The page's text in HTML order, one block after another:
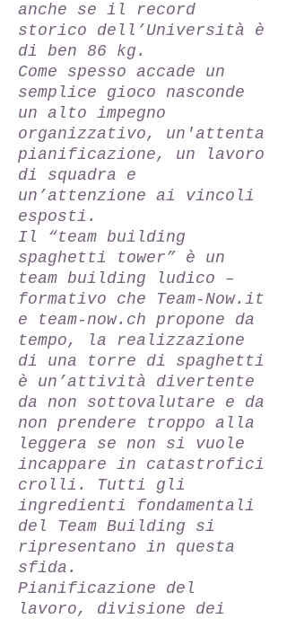
anche se il record
storico dell’Università è
di ben 86 kg.
Come spesso accade un
semplice gioco nasconde
un alto impegno
organizzativo, un'attenta
pianificazione, un lavoro
di squadra e
un’attenzione ai vincoli
esposti.
Il “team building
spaghetti tower” è un
team building ludico –
formativo che Team-Now.it
e team-now.ch propone da
tempo, la realizzazione
di una torre di spaghetti
è un’attività divertente
da non sottovalutare e da
non prendere troppo alla
leggera se non si vuole
incappare in catastrofici
crolli. Tutti gli
ingredienti fondamentali
del Team Building si
ripresentano in questa
sfida.
Pianificazione del
lavoro, divisione dei